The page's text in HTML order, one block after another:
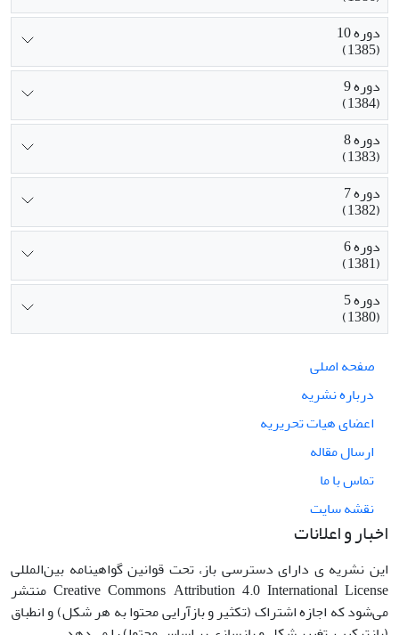
دوره 10
(1385)
دوره 9
(1384)
دوره 8
(1383)
دوره 7
(1382)
دوره 6
(1381)
دوره 5
(1380)
صفحه اصلی
درباره نشریه
اعضای هیات تحریریه
ارسال مقاله
تماس با ما
نقشه سایت
اخبار و اعلانات
این نشریه ی دارای دسترسی باز، تحت قوانین گواهینامه بین‌المللی
Creative Commons Attribution 4.0 International License منتشر
می‌شود که اجازه اشتراک (تکثیر و بازآرایی محتوا به هر شکل) و انطباق